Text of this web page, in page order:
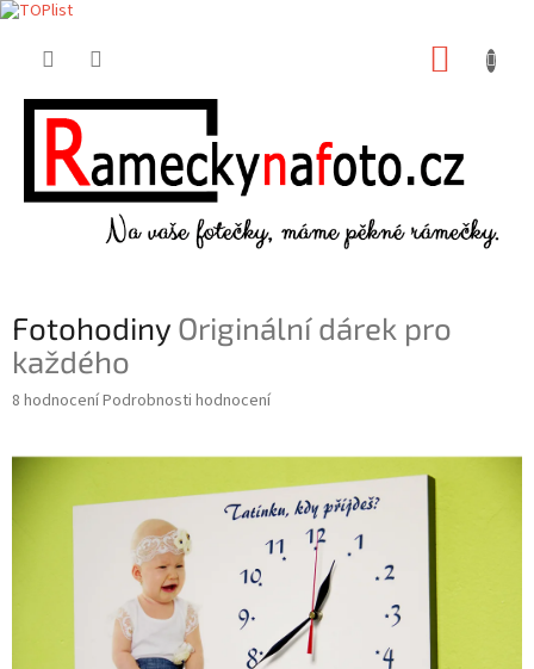
Fotohodiny Originální dárek pro
každého
Průměrné
8 hodnoceníPodrobnosti hodnocení